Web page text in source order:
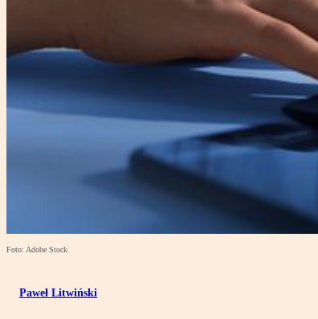
Foto: Adobe Stock
Paweł Litwiński